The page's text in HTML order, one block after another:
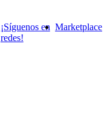
¡Síguenos en
redes!
Marketplace